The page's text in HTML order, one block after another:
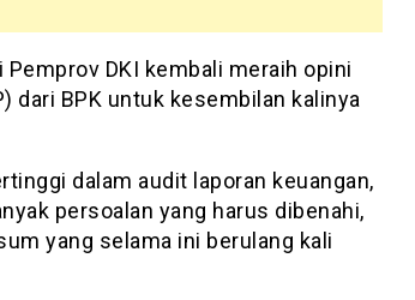
DKI kembali meraih opini
dari BPK untuk kesembilan kalinya
dalam audit laporan keuangan,
persoalan yang harus dibenahi,
yang selama ini berulang kali